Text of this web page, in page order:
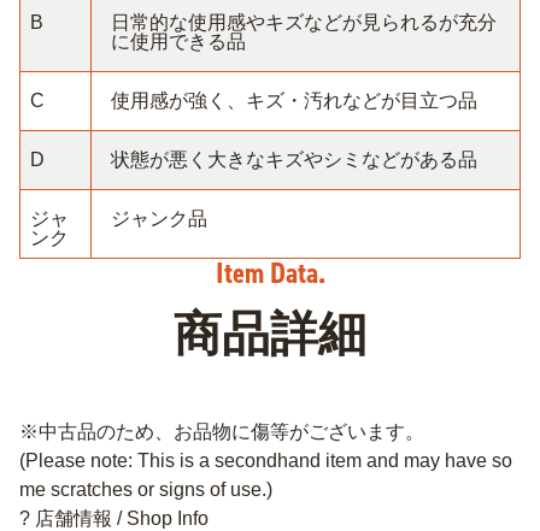
B
日常的な使用感やキズなどが見られるが充分
に使用できる品
C 使用感が強く、キズ・汚れなどが目立つ品
D 状態が悪く大きなキズやシミなどがある品
ジャ
ンク
ジャンク品
商品詳細
※中古品のため、お品物に傷等がございます。
(Please note: This is a secondhand item and may have so
me scratches or signs of use.)
? 店舗情報 / Shop Info